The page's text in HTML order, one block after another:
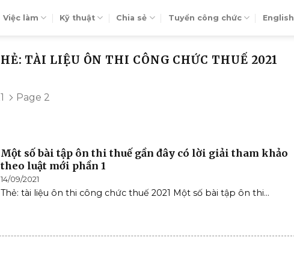
Việc làm Kỹ thuật Chia sẻ Tuyển công chức English
TÀI LIỆU ÔN THI CÔNG CHỨC THUẾ 2021
Page 2
Một số bài tập ôn thi thuế gần đây có lời giải tham khảo
theo luật mới phần 1
14/09/2021
Thẻ: tài liệu ôn thi công chức thuế 2021 Một số bài tập ôn thi...